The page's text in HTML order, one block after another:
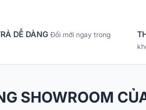
DỄ DÀNG Đổi mới ngay trong
SHOWROOM